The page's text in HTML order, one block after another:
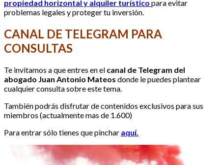
propiedad horizontal y alquiler turístico para evitar
problemas legales y proteger tu inversión.
CANAL DE TELEGRAM PARA
CONSULTAS
Te invitamos a que entres en el canal de Telegram del
abogado Juan Antonio Mateos donde le puedes plantear
cualquier consulta sobre este tema.
También podrás disfrutar de contenidos exclusivos para sus
miembros (actualmente mas de 1.600)
Para entrar sólo tienes que pinchar aquí.